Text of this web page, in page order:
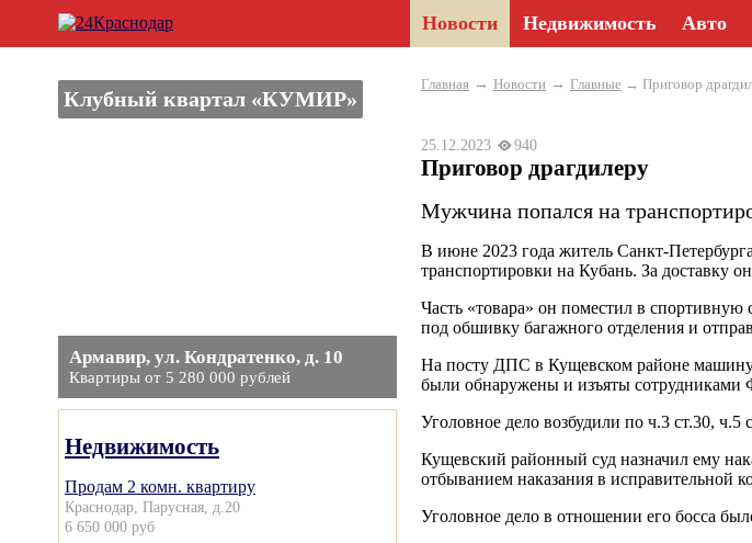
Новости Недвижимость Авто
Клубный квартал «КУМИР»
Армавир, ул. Кондратенко, д. 10
Квартиры от 5 280 000 рублей
Недвижимость
Продам 2 комн. квартиру
Краснодар, Парусная, д.20
6 650 000 руб
Главная → Новости → Главные → Приговор
25.12.2023 940
Приговор драгдилеру
Мужчина попался на
В июне 2023 года житель Санкт-
транспортировки на Кубань. За доставку
Часть «товара» он поместил в спортивную
под обшивку багажного отделения и
На посту ДПС в Кущевском районе машину
были обнаружены и изъяты
Уголовное дело возбудили по ч.3 ст.30,
Кущевский районный суд назначил ему
отбыванием наказания в исправительной
Уголовное дело в отношении его босса